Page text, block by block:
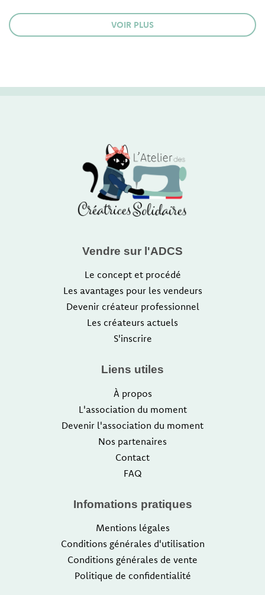
VOIR PLUS
Vendre sur l'ADCS
Le concept et procédé
Les avantages pour les vendeurs
Devenir créateur professionnel
Les créateurs actuels
S'inscrire
Liens utiles
À propos
L'association du moment
Devenir l'association du moment
Nos partenaires
Contact
FAQ
Infomations pratiques
Mentions légales
Conditions générales d'utilisation
Conditions générales de vente
Politique de confidentialité